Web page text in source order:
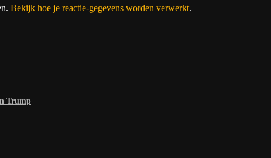
Bekijk hoe je reactie-gegevens worden verwerkt.
Trump